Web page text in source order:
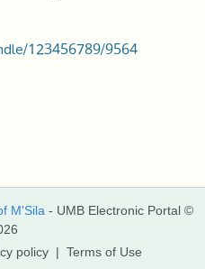
123456789/9564
M'Sila - UMB Electronic Portal ©
policy | Terms of Use